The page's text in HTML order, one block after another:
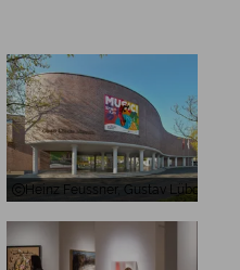
Heinz Feussner, Gustav Lübcke